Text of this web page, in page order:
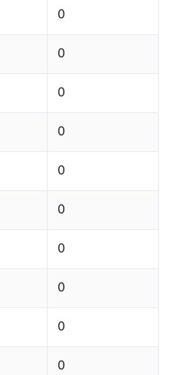
0
0
0
0
0
0
0
0
0
0